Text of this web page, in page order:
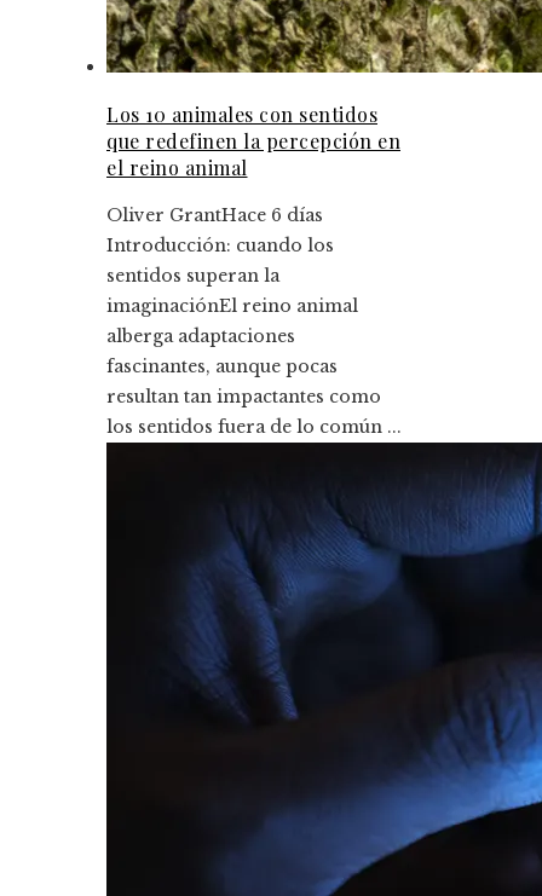
Los 10 animales con sentidos
que redefinen la percepción en
el reino animal
Oliver GrantHace 6 días
Introducción: cuando los
sentidos superan la
imaginaciónEl reino animal
alberga adaptaciones
fascinantes, aunque pocas
resultan tan impactantes como
los sentidos fuera de lo común ...